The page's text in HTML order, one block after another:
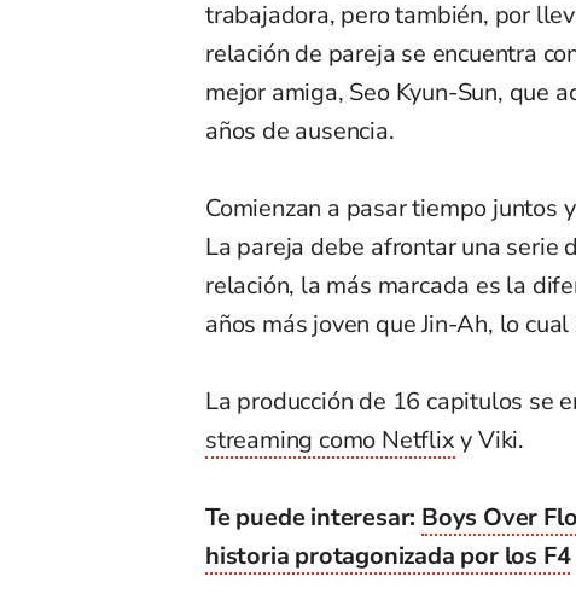
trabajadora, pero también, por
relación de pareja se encuentra
mejor amiga, Seo Kyun-Sun, que
años de ausencia.
Comienzan a pasar tiempo juntos
La pareja debe afrontar una
relación, la más marcada es la
años más joven que Jin-Ah, lo
La producción de 16 capitulos se
streaming como Netflixy Viki.
Te puede interesar: Boys Over
historia protagonizada por los F4